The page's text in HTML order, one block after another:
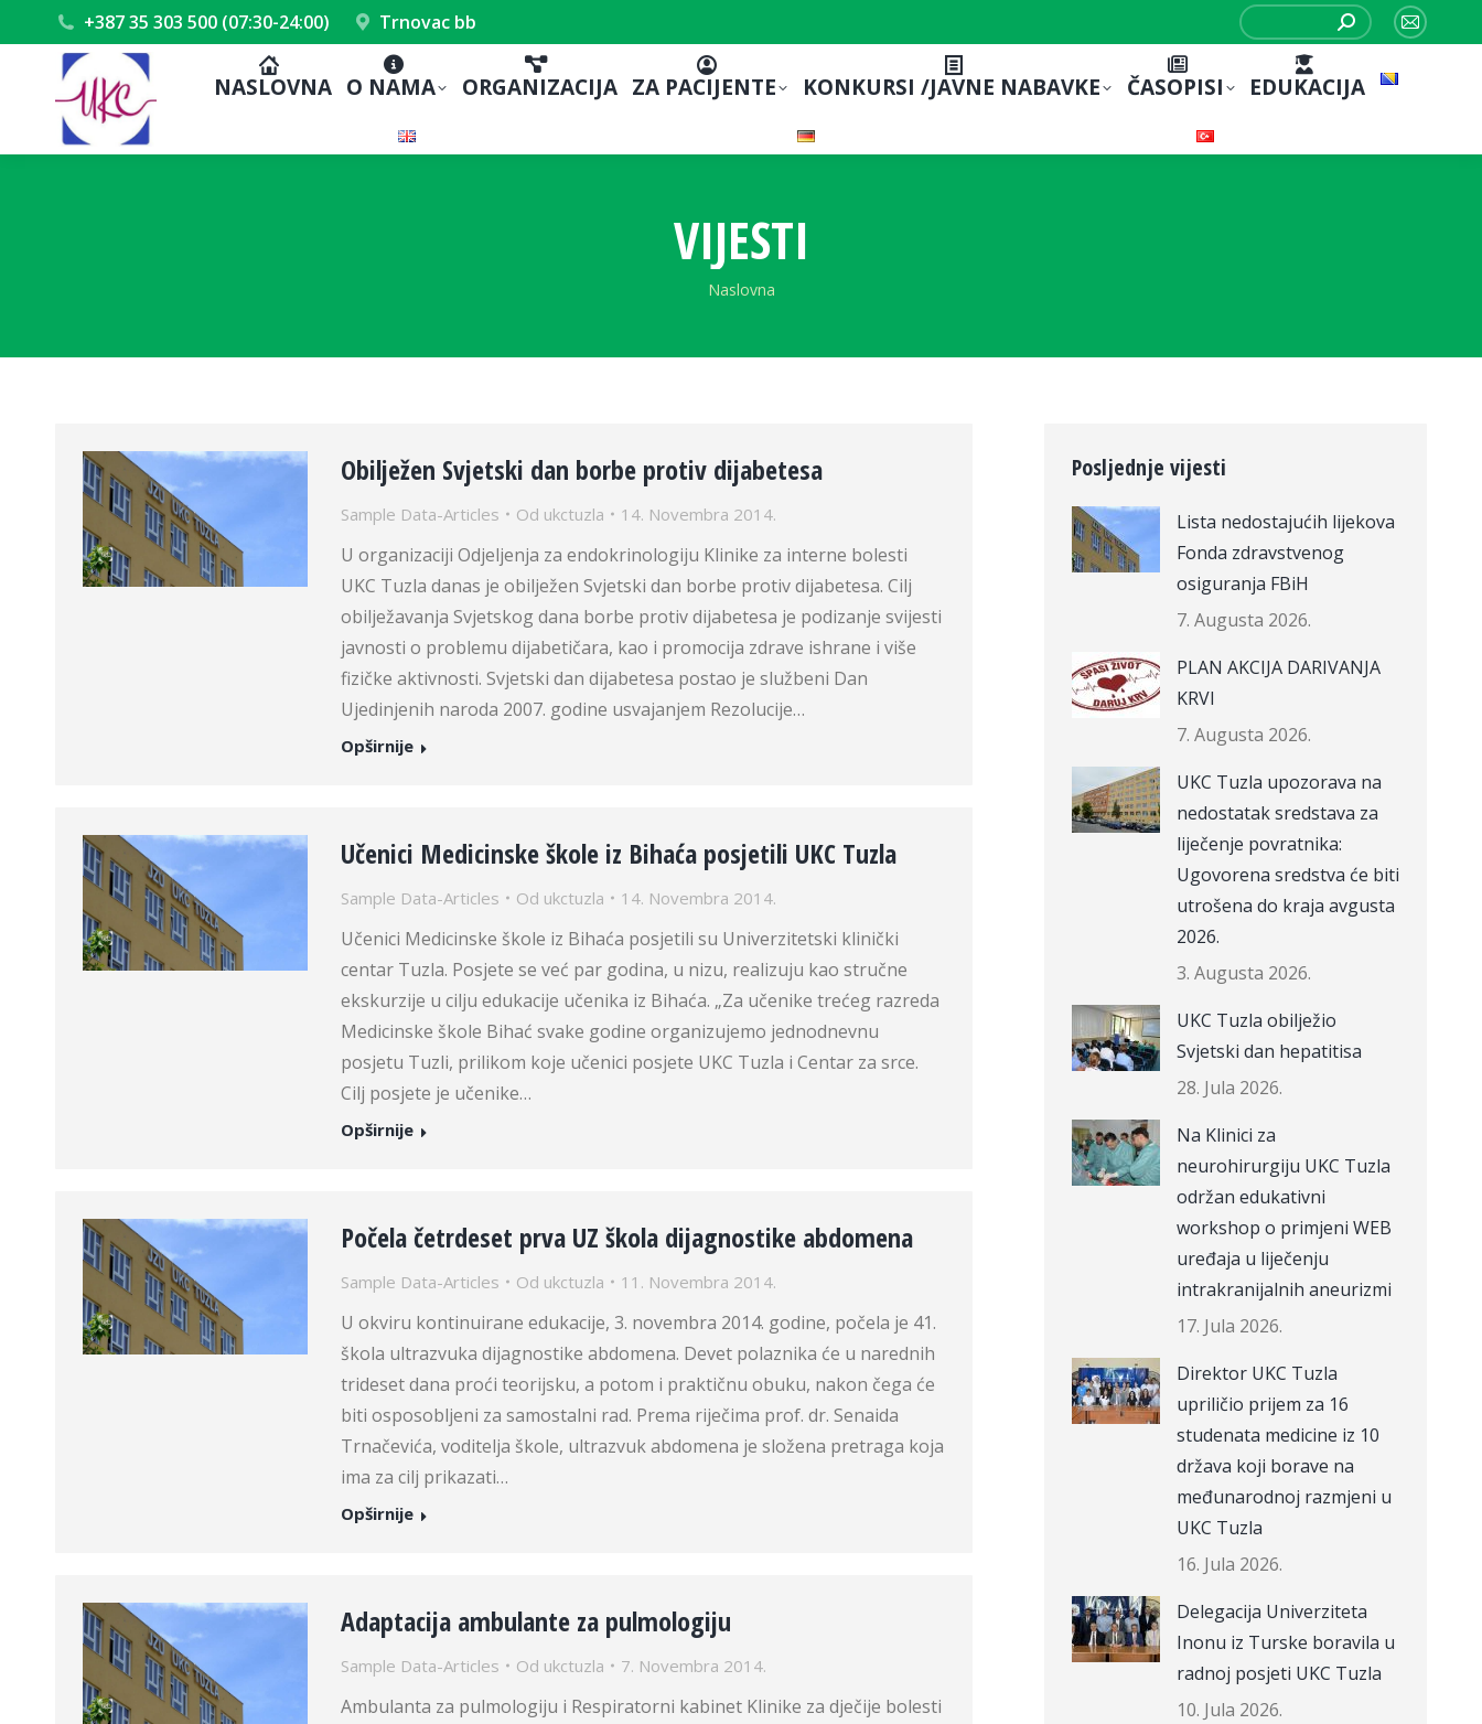
+387 35 303 500 (07:30-24:00) Trnovac bb
Search:
Mail
NASLOVNA O NAMA ORGANIZACIJA ZA PACIJENTE KONKURSI /JAVNE NABAVKE ČASOPISI EDUKACIJA
VIJESTI
You are here:
Naslovna
Obilježen Svjetski dan borbe protiv dijabetesa
Sample Data-Articles Od ukctuzla 14. Novembra 2014.
U organizaciji Odjeljenja za endokrinologiju Klinike za interne bolesti
UKC Tuzla danas je obilježen Svjetski dan borbe protiv dijabetesa. Cilj
obilježavanja Svjetskog dana borbe protiv dijabetesa je podizanje svijesti
javnosti o problemu dijabetičara, kao i promocija zdrave ishrane i više
fizičke aktivnosti. Svjetski dan dijabetesa postao je službeni Dan
Ujedinjenih naroda 2007. godine usvajanjem Rezolucije…
Opširnije
Učenici Medicinske škole iz Bihaća posjetili UKC Tuzla
Sample Data-Articles Od ukctuzla 14. Novembra 2014.
Učenici Medicinske škole iz Bihaća posjetili su Univerzitetski klinički
centar Tuzla. Posjete se već par godina, u nizu, realizuju kao stručne
ekskurzije u cilju edukacije učenika iz Bihaća. „Za učenike trećeg razreda
Medicinske škole Bihać svake godine organizujemo jednodnevnu
posjetu Tuzli, prilikom koje učenici posjete UKC Tuzla i Centar za srce.
Cilj posjete je učenike…
Opširnije
Počela četrdeset prva UZ škola dijagnostike abdomena
Sample Data-Articles Od ukctuzla 11. Novembra 2014.
U okviru kontinuirane edukacije, 3. novembra 2014. godine, počela je 41.
škola ultrazvuka dijagnostike abdomena. Devet polaznika će u narednih
trideset dana proći teorijsku, a potom i praktičnu obuku, nakon čega će
biti osposobljeni za samostalni rad. Prema riječima prof. dr. Senaida
Trnačevića, voditelja škole, ultrazvuk abdomena je složena pretraga koja
ima za cilj prikazati…
Opširnije
Adaptacija ambulante za pulmologiju
Sample Data-Articles Od ukctuzla 7. Novembra 2014.
Ambulanta za pulmologiju i Respiratorni kabinet Klinike za dječije bolesti
Posljednje vijesti
Lista nedostajućih lijekova
Fonda zdravstvenog
osiguranja FBiH
7. Augusta 2026.
PLAN AKCIJA DARIVANJA
KRVI
7. Augusta 2026.
UKC Tuzla upozorava na
nedostatak sredstava za
liječenje povratnika:
Ugovorena sredstva će biti
utrošena do kraja avgusta
2026.
3. Augusta 2026.
UKC Tuzla obilježio
Svjetski dan hepatitisa
28. Jula 2026.
Na Klinici za
neurohirurgiju UKC Tuzla
održan edukativni
workshop o primjeni WEB
uređaja u liječenju
intrakranijalnih aneurizmi
17. Jula 2026.
Direktor UKC Tuzla
upriličio prijem za 16
studenata medicine iz 10
država koji borave na
međunarodnoj razmjeni u
UKC Tuzla
16. Jula 2026.
Delegacija Univerziteta
Inonu iz Turske boravila u
radnoj posjeti UKC Tuzla
10. Jula 2026.